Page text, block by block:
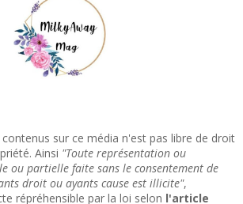
sur ce média n'est pas libre de droit
Ainsi "Toute représentation ou
ou partielle faite sans le consentement de
droit ou ayants cause est illicite",
répréhensible par la loi selon l'article